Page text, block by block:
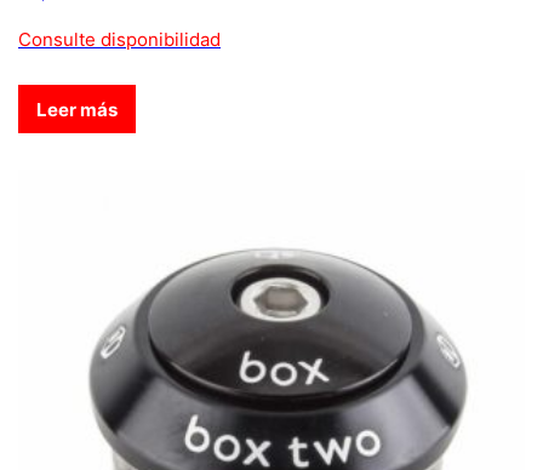
Consulte disponibilidad
Leer más